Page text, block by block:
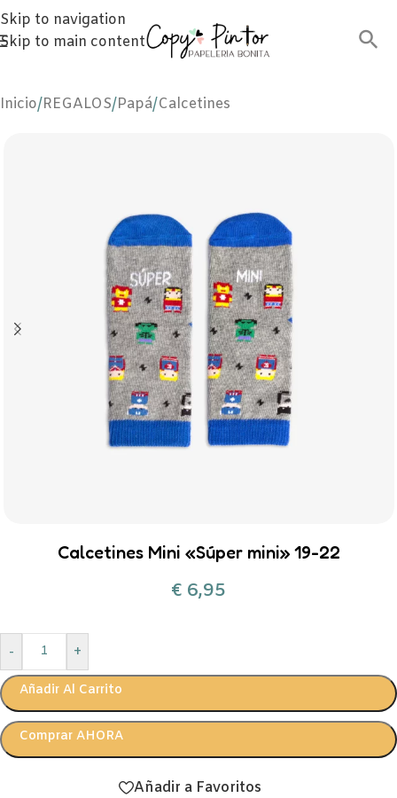
Skip to navigation
Skip to main content
Inicio/REGALOS/Papá/Calcetines
Calcetines Mini «Súper mini» 19-22
€ 6,95
- +
Añadir Al Carrito
Comprar AHORA
Añadir a Favoritos